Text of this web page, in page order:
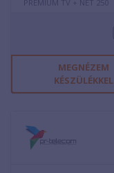
PRÉMIUM TV + NET 250
MEGNÉZEM
KÉSZÜLÉKKEL